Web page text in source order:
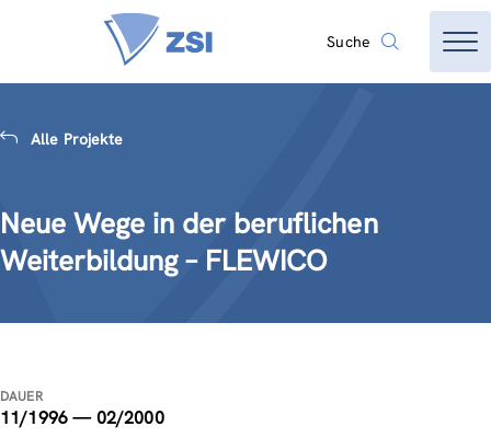
Suche
Alle Projekte
Neue Wege in der beruflichen
Weiterbildung – FLEWICO
DAUER
11/1996 — 02/2000